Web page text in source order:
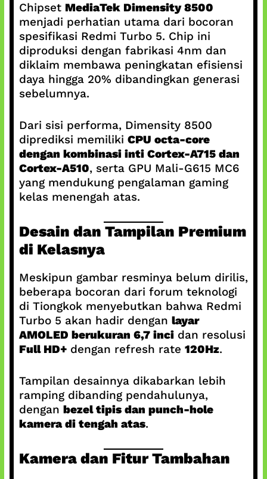
Chipset MediaTek Dimensity 8500
menjadi perhatian utama dari bocoran
spesifikasi Redmi Turbo 5. Chip ini
diproduksi dengan fabrikasi 4nm dan
diklaim membawa peningkatan efisiensi
daya hingga 20% dibandingkan generasi
sebelumnya.
Dari sisi performa, Dimensity 8500
diprediksi memiliki CPU octa-core
dengan kombinasi inti Cortex-A715 dan
Cortex-A510, serta GPU Mali-G615 MC6
yang mendukung pengalaman gaming
kelas menengah atas.
Desain dan Tampilan Premium
di Kelasnya
Meskipun gambar resminya belum dirilis,
beberapa bocoran dari forum teknologi
di Tiongkok menyebutkan bahwa Redmi
Turbo 5 akan hadir dengan layar
AMOLED berukuran 6,7 incidan resolusi
Full HD+dengan refresh rate 120Hz.
Tampilan desainnya dikabarkan lebih
ramping dibanding pendahulunya,
dengan bezel tipis dan punch-hole
kamera di tengah atas.
Kamera dan Fitur Tambahan